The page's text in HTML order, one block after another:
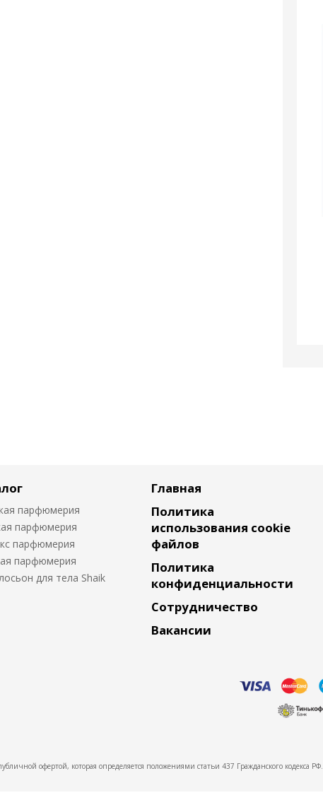
парфюмерия
парфюмерия
парфюмерия
парфюмерия
для тела Shaik
Главная
Политика
использования cookie
файлов
Политика
конфиденциальности
Сотрудничество
Вакансии
офертой, которая определяется положениями статьи 437 Гражданского кодекса РФ.